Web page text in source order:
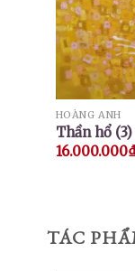
HOÀNG ANH
Thần hổ (3)
16.000.000
TÁC